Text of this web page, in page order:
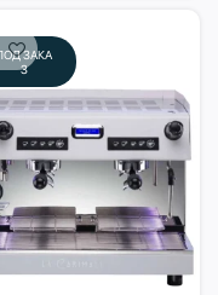
ЗАКА
З